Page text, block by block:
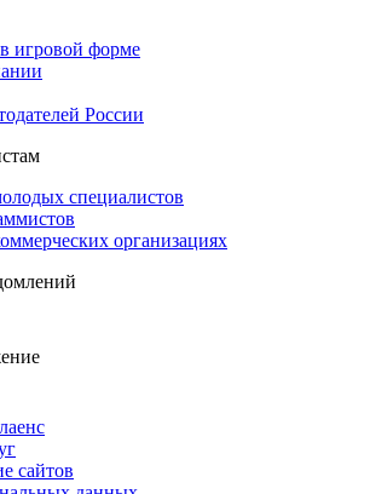
игровой форме
России
специалистов
организациях
сайтов